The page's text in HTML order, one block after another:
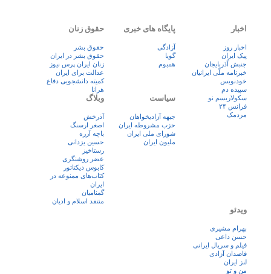
اخبار
اخبار روز
پيک ايران
جنبش آذربایجان
خبرنامه ملّی ایرانیان
خودنویس
سپیده دم
سکولاریسم نو
فرانس ۲۴
مردمک
پایگاه های خبری
آزادگی
گویا
همبوم
حقوق زنان
حقوق بشر
حقوق بشر در ایران
زنان ايران پرس نيوز
عدالت برای ایران
کمیته دانشجویی دفاع
هرانا
سیاست
جبهه آزادیخواهان
حزب مشروطه ایران
شورای ملی ایران
ملیون ایران
وبلاگ
آذرخش
اصغر ارسنگ
باچه آزره
حسین یزدانی
رستاخیز
عضر روشنگری
کابوس دیکتاتور
کتاب‌های ممنوعه در
ایران
گمنامیان
منتقد اسلام و ادیان
ویدئو
بهرام مشیری
حسن داعی
فيلم و سريال ايرانی
قاصدان آزادی
لنز ایران
من و تو